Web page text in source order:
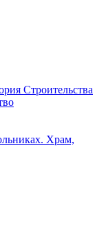
Строительства
Храм,